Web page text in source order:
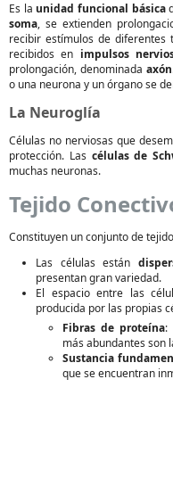
Es la unidad funcional básica
soma, se extienden
recibir estímulos de diferentes
recibidos en impulsos
prolongación, denominadaaxón
o una neurona y un órgano se
La Neuroglía
Células no nerviosas que
protección. Las células de
muchas neuronas.
Tejido
Constituyen un conjunto de
Las células están
presentan gran variedad.
El espacio entre las
producida por las propias
Fibras de proteína:
más abundantes son
Sustancia
que se encuentran